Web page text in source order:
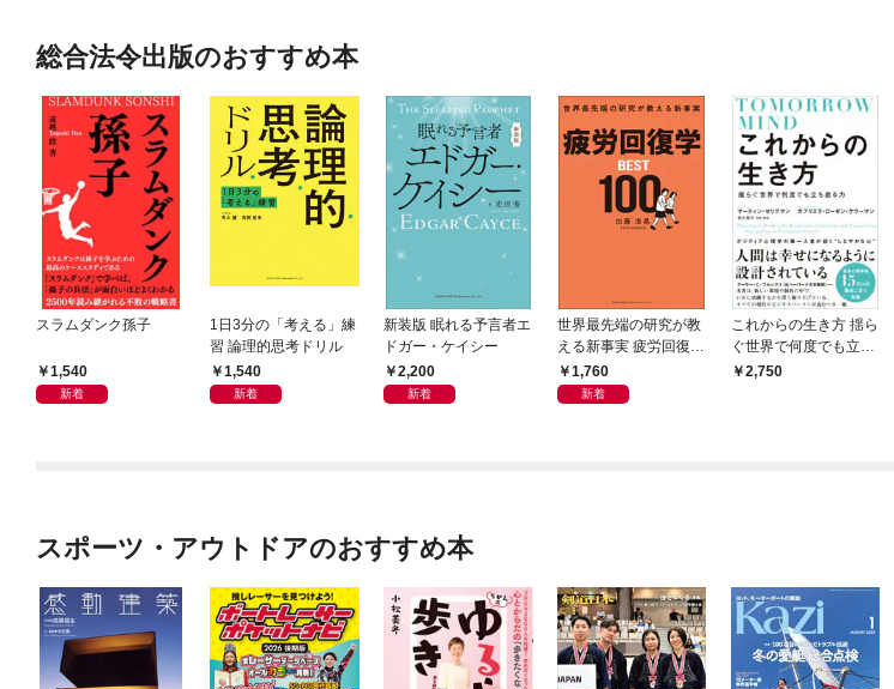
総合法令出版のおすすめ本
スラムダンク孫子
1,540
新着
1日3分の「考える」練
習 論理的思考ドリル
1,540
新着
新装版 眠れる予言者エ
ドガー・ケイシー
2,200
新着
世界最先端の研究が教
える新事実 疲労回復学
BEST100
1,760
新着
これからの生き方 揺ら
ぐ世界で何度でも立ち
直る力
2,750
スポーツ・アウトドアのおすすめ本